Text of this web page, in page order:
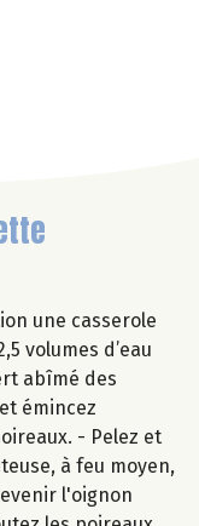
une casserole
volumes d’eau
abîmé des
émincez
- Pelez et
à feu moyen,
l'oignon